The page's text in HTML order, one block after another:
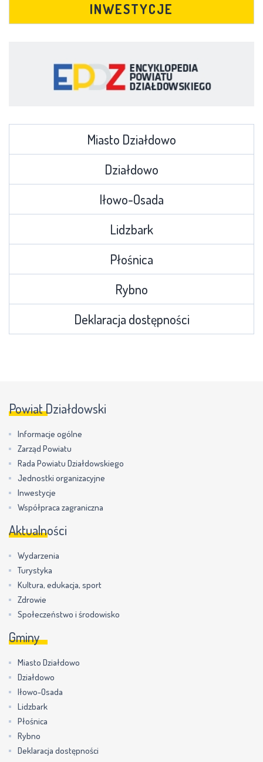
INWESTYCJE
Miasto Działdowo
Działdowo
Iłowo-Osada
Lidzbark
Płośnica
Rybno
Deklaracja dostępności
Powiat Działdowski
Informacje ogólne
Zarząd Powiatu
Rada Powiatu Działdowskiego
Jednostki organizacyjne
Inwestycje
Współpraca zagraniczna
Aktualności
Wydarzenia
Turystyka
Kultura, edukacja, sport
Zdrowie
Społeczeństwo i środowisko
Gminy
Miasto Działdowo
Działdowo
Iłowo-Osada
Lidzbark
Płośnica
Rybno
Deklaracja dostępności